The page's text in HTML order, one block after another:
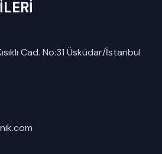
Cad. No:31 Üsküdar/İstanbul